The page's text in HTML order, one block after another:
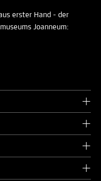
erster Hand - der
Joanneum: